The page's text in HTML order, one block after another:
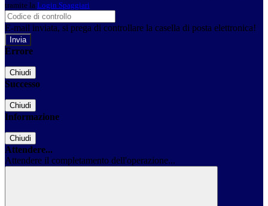
tramite la Login Spaggiari
E-mail inviata, si prega di controllare la casella di posta elettronica!
Errore
Chiudi
Successo
Chiudi
Informazione
Chiudi
Attendere...
Attendere il completamento dell'operazione...